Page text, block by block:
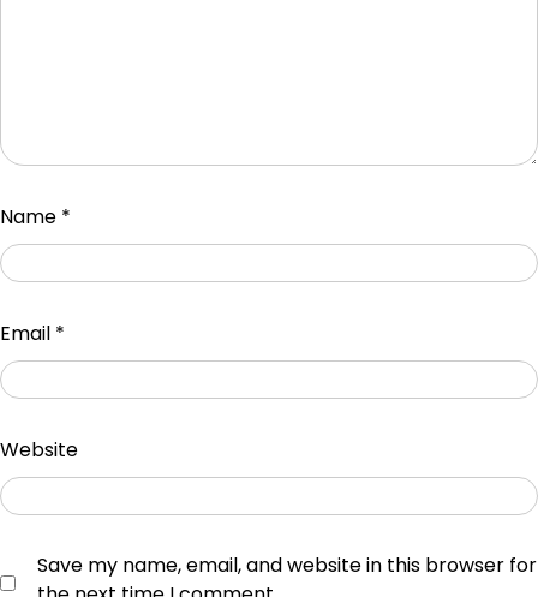
Name *
Email *
Website
Save my name, email, and website in this browser for